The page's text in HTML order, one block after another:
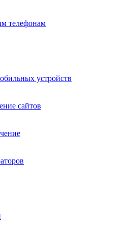
телефонам
устройств
сайтов